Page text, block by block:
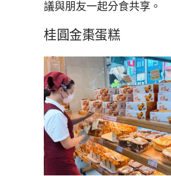
議與朋友一起分食共享。
桂圓金棗蛋糕